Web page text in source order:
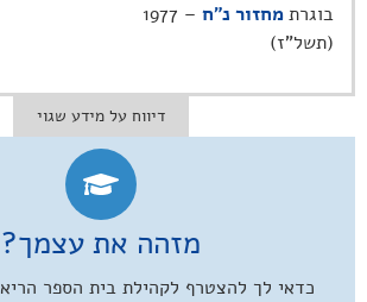
בוגרתמחזור נ"ח
– 1977
(תשל"ז)
דיווח על מידע שגוי
מזהה את עצמך?
כדאי לך להצטרף לקהילת בית הספר